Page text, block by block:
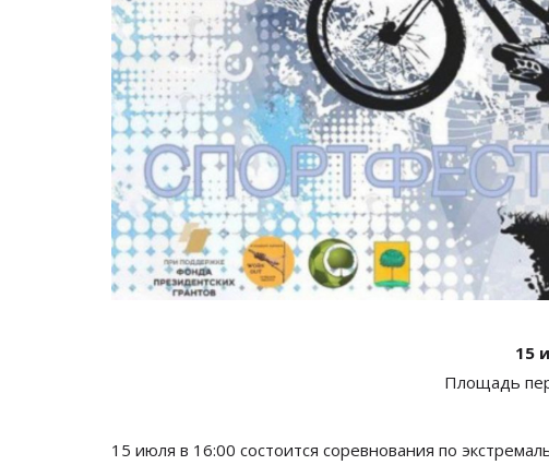
15
Площадь
15 июля в 16:00 состоится соревнования по